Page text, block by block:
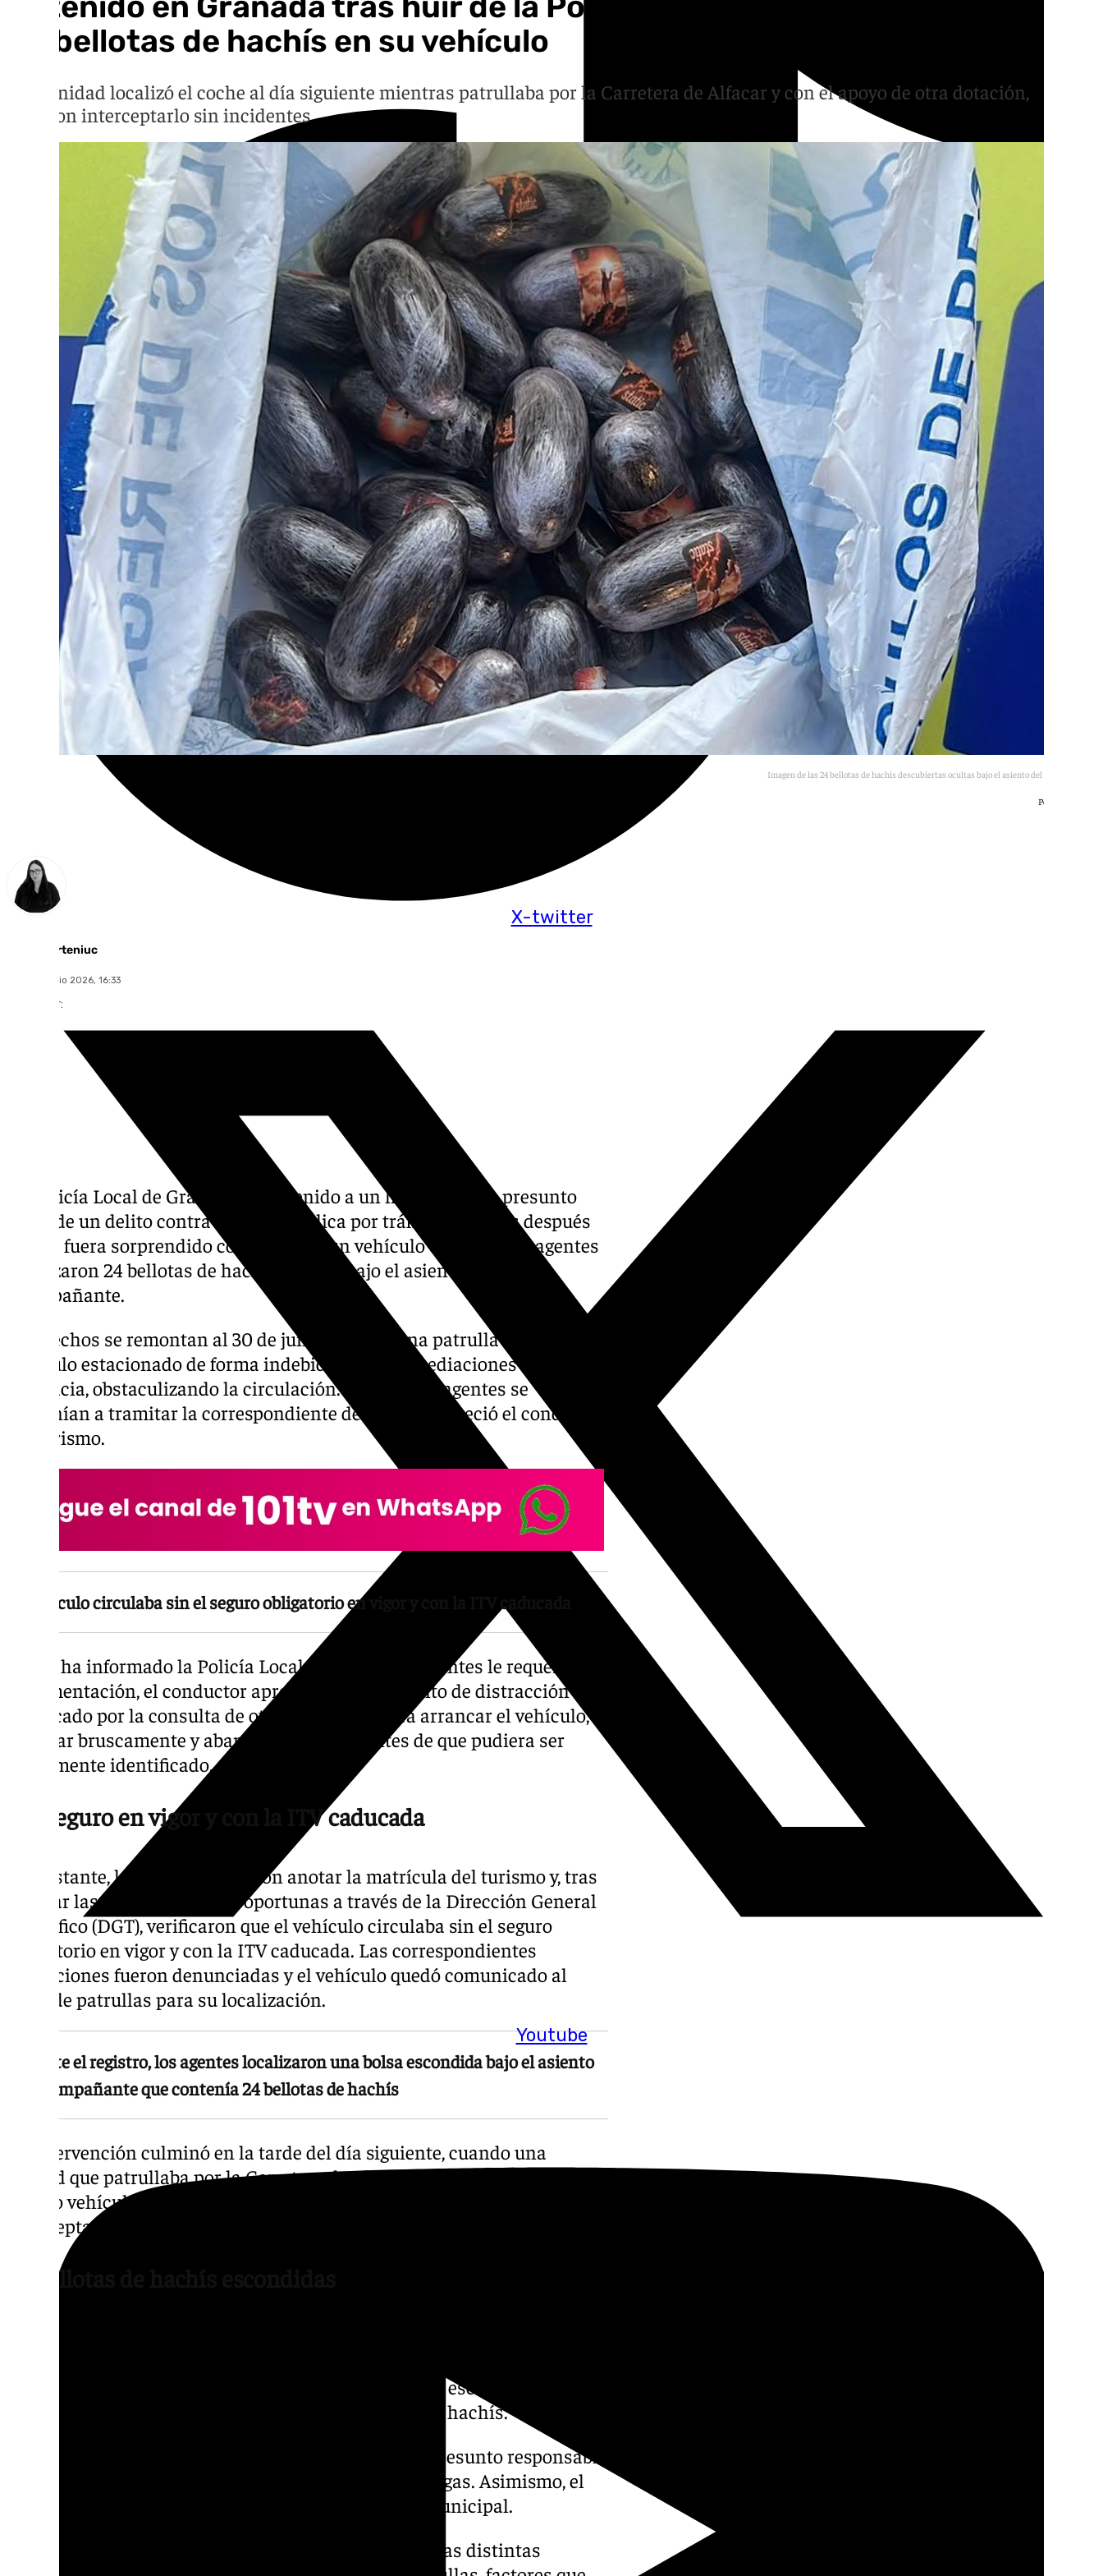
X-twitter
Youtube
24 bellotas de hachís en su vehículo
Una unidad localizó el coche al día siguiente mientras patrullaba por la Carretera de Alfacar y con el apoyo de otra dotación,
lograron interceptarlo sin incidentes
Imagen de las 24 bellotas de hachís descubiertas ocultas bajo el asiento del acompañante.
Policía Granada
Diana Marteniuc
jueves, 2 julio 2026, 16:33
Compartir:
La Policía Local de Granada ha detenido a un hombre como presunto
autor de un delito contra la salud pública por tráfico de drogas después
de que fuera sorprendido conduciendo un vehículo en el que los agentes
localizaron 24 bellotas de hachís ocultas bajo el asiento del
acompañante.
Los hechos se remontan al 30 de junio, cuando una patrulla observó un
vehículo estacionado de forma indebida en las inmediaciones de Plaza
de Gracia, obstaculizando la circulación. Cuando los agentes se
disponían a tramitar la correspondiente denuncia, apareció el conductor
del turismo.
El vehículo circulaba sin el seguro obligatorio en vigor y con la ITV caducada
Según ha informado la Policía Local, mientras los agentes le requerían la
documentación, el conductor aprovechó un momento de distracción
provocado por la consulta de otro ciudadano para arrancar el vehículo,
acelerar bruscamente y abandonar el lugar antes de que pudiera ser
plenamente identificado.
Sin seguro en vigor y con la ITV caducada
No obstante, los policías lograron anotar la matrícula del turismo y, tras
realizar las comprobaciones oportunas a través de la Dirección General
de Tráfico (DGT), verificaron que el vehículo circulaba sin el seguro
obligatorio en vigor y con la ITV caducada. Las correspondientes
infracciones fueron denunciadas y el vehículo quedó comunicado al
resto de patrullas para su localización.
Durante el registro, los agentes localizaron una bolsa escondida bajo el asiento
del acompañante que contenía 24 bellotas de hachís
La intervención culminó en la tarde del día siguiente, cuando una
unidad que patrullaba por la Carretera de Alfacar detectó nuevamente el
mismo vehículo. Con el apoyo de otra dotación, los agentes lograron
interceptarlo de forma segura, evitando una nueva huida.
24 bellotas de hachís escondidas
Durante el registro, los agentes localizaron una bolsa escondida bajo el
asiento del acompañante que contenía 24 bellotas de hachís.
Ante este hallazgo, el conductor fue detenido como presunto responsable
de un delito contra la salud pública por tráfico de drogas. Asimismo, el
vehículo fue inmovilizado y trasladado al depósito municipal.
La Policía Local ha destacado la coordinación entre las distintas